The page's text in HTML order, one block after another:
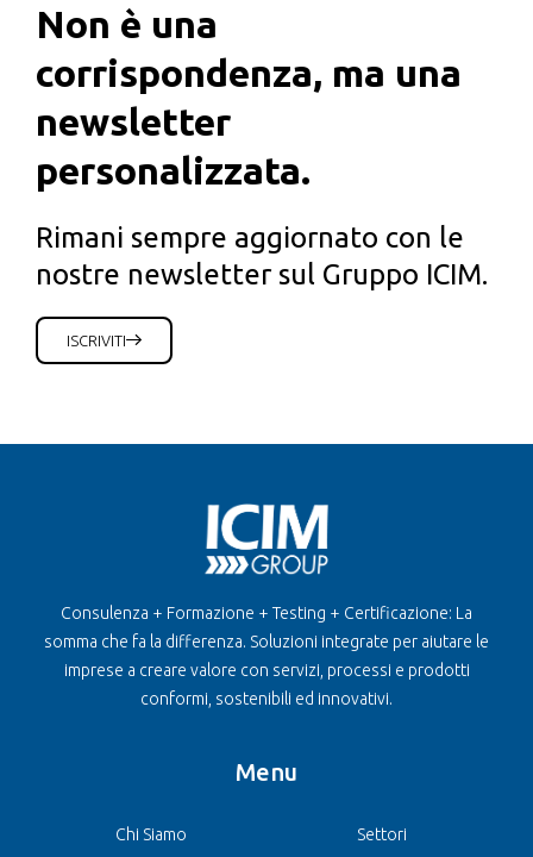
Non è una
corrispondenza, ma una
newsletter
personalizzata.
Rimani sempre aggiornato con le
nostre newsletter sul Gruppo ICIM.
ISCRIVITI
Consulenza + Formazione + Testing + Certificazione: La
somma che fa la differenza. Soluzioni integrate per aiutare le
imprese a creare valore con servizi, processi e prodotti
conformi, sostenibili ed innovativi.
Menu
Chi Siamo
Settori